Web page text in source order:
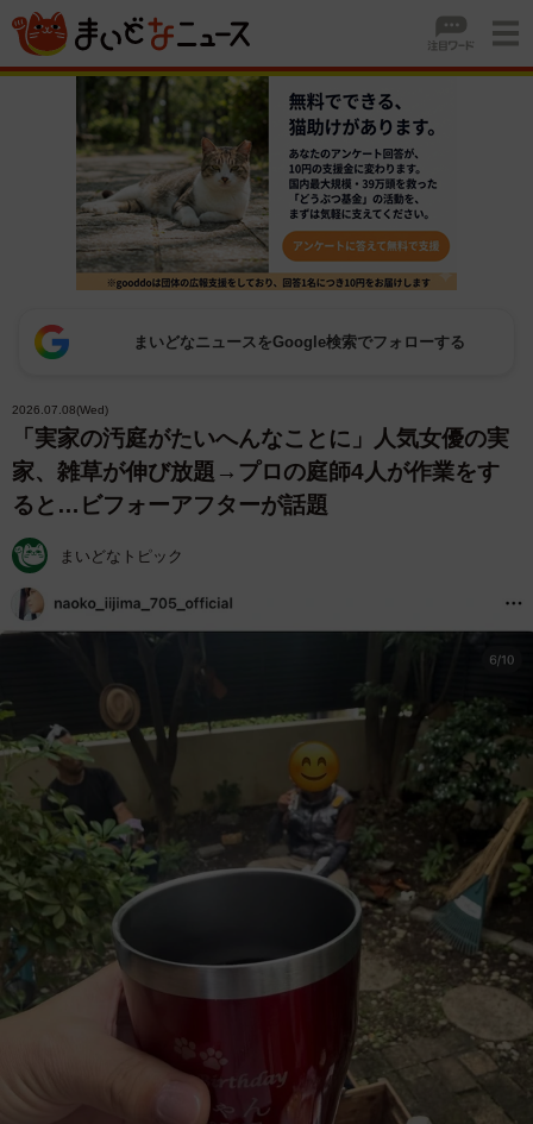
まいどなニュースをGoogle検索でフォローする
2026.07.08(Wed)
「実家の汚庭がたいへんなことに」人気女優の実
家、雑草が伸び放題→プロの庭師4人が作業をす
ると…ビフォーアフターが話題
まいどなトピック